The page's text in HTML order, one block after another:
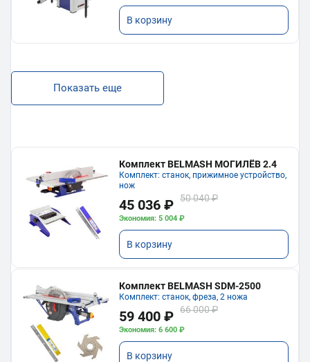
В корзину
Показать еще
Комплект BELMASH МОГИЛЁВ 2.4
Комплект: станок, прижимное устройство,
нож
45 036 ₽ 50 040 ₽
Экономия: 5 004 ₽
В корзину
Комплект BELMASH SDM-2500
Комплект: станок, фреза, 2 ножа
59 400 ₽ 66 000 ₽
Экономия: 6 600 ₽
В корзину